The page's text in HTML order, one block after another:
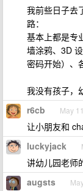
我前些日子去
路：
基本上都是专
墙涂鸦、3D
密码开始）、
我没有孩子
r6cb May
让小朋友和
luckyjack
讲幼儿园老师
augsts